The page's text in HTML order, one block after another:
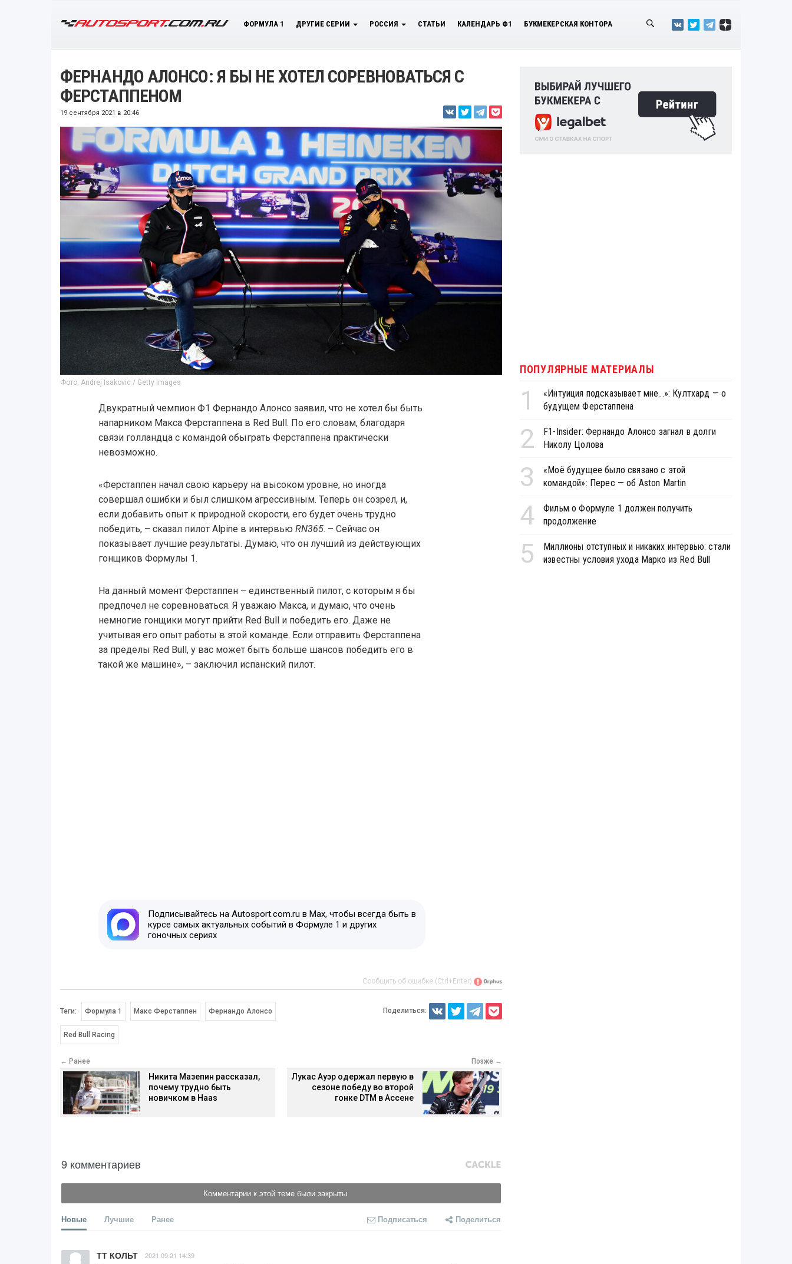
ФОРМУЛА 1 ДРУГИЕ СЕРИИ РОССИЯ СТАТЬИ КАЛЕНДАРЬ Ф1 БУКМЕКЕРСКАЯ КОНТОРА
ФЕРНАНДО АЛОНСО: Я БЫ НЕ ХОТЕЛ СОРЕВНОВАТЬСЯ С
ФЕРСТАППЕНОМ
19 сентября 2021 в 20:46
Фото: Andrej Isakovic / Getty Images
Двукратный чемпион Ф1 Фернандо Алонсо заявил, что не хотел бы быть
напарником Макса Ферстаппена в Red Bull. По его словам, благодаря
связи голландца с командой обыграть Ферстаппена практически
невозможно.
«Ферстаппен начал свою карьеру на высоком уровне, но иногда
совершал ошибки и был слишком агрессивным. Теперь он созрел, и,
если добавить опыт к природной скорости, его будет очень трудно
победить, – сказал пилот Alpine в интервью RN365. – Сейчас он
показывает лучшие результаты. Думаю, что он лучший из действующих
гонщиков Формулы 1.
На данный момент Ферстаппен – единственный пилот, с которым я бы
предпочел не соревноваться. Я уважаю Макса, и думаю, что очень
немногие гонщики могут прийти Red Bull и победить его. Даже не
учитывая его опыт работы в этой команде. Если отправить Ферстаппена
за пределы Red Bull, у вас может быть больше шансов победить его в
такой же машине», – заключил испанский пилот.
Подписывайтесь на Autosport.com.ru в Max, чтобы всегда быть в
курсе самых актуальных событий в Формуле 1 и других
гоночных сериях
Сообщить об ошибке (Ctrl+Enter)
Теги: Формула 1 Макс Ферстаппен Фернандо Алонсо
Red Bull Racing
Поделиться:
← Ранее
Никита Мазепин рассказал,
почему трудно быть
новичком в Haas
Позже →
Лукас Ауэр одержал первую в
сезоне победу во второй
гонке DTM в Ассене
9 комментариев
Комментарии к этой теме были закрыты
Новые Лучшие Ранее Подписаться Поделиться
ТТ КОЛЬТ 2021.09.21 14:39
ПОПУЛЯРНЫЕ МАТЕРИАЛЫ
1
«Интуиция подсказывает мне...»: Култхард — о
будущем Ферстаппена
2
F1-Insider: Фернандо Алонсо загнал в долги
Николу Цолова
3
«Моё будущее было связано с этой
командой»: Перес — об Aston Martin
4
Фильм о Формуле 1 должен получить
продолжение
5
Миллионы отступных и никаких интервью: стали
известны условия ухода Марко из Red Bull